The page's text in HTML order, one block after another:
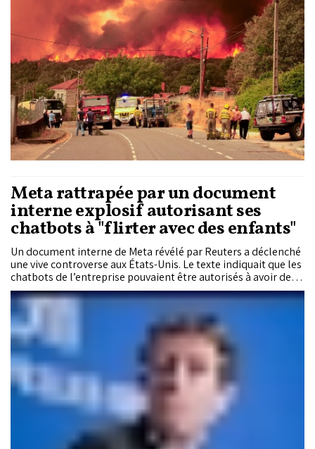
Meta rattrapée par un document
interne explosif autorisant ses
chatbots à "flirter avec des enfants"
Un document interne de Meta révélé par Reuters a déclenché
une vive controverse aux États-Unis. Le texte indiquait que les
chatbots de l’entreprise pouvaient être autorisés à avoir des
échanges « romantiques ou sensuels » avec des enfants. Cette
révélation a conduit à l’ouverture d’une enquête du Congrès
américain et relance le débat sur la régulation de
l’intelligence artificielle.